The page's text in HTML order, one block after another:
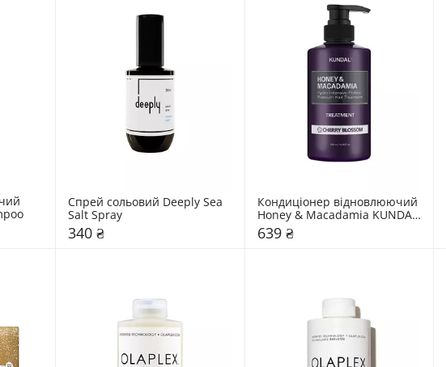
Спрей сольовий Deeply Sea
Salt Spray
340 ₴
Кондиціонер відновлюючий
Honey & Macadamia KUNDAL
"Cherry Blossom"
639 ₴